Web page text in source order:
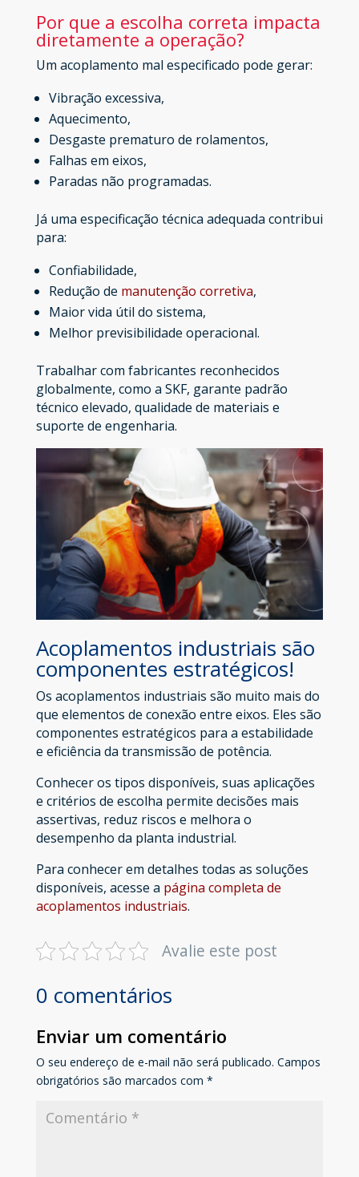
Por que a escolha correta impacta
diretamente a operação?
Um acoplamento mal especificado pode gerar:
Vibração excessiva,
Aquecimento,
Desgaste prematuro de rolamentos,
Falhas em eixos,
Paradas não programadas.
Já uma especificação técnica adequada contribui
para:
Confiabilidade,
Redução de manutenção corretiva,
Maior vida útil do sistema,
Melhor previsibilidade operacional.
Trabalhar com fabricantes reconhecidos
globalmente, como a SKF, garante padrão
técnico elevado, qualidade de materiais e
suporte de engenharia.
Acoplamentos industriais são
componentes estratégicos!
Os acoplamentos industriais são muito mais do
que elementos de conexão entre eixos. Eles são
componentes estratégicos para a estabilidade
e eficiência da transmissão de potência.
Conhecer os tipos disponíveis, suas aplicações
e critérios de escolha permite decisões mais
assertivas, reduz riscos e melhora o
desempenho da planta industrial.
Para conhecer em detalhes todas as soluções
disponíveis, acesse a página completa de
acoplamentos industriais.
Avalie este post
0 comentários
Enviar um comentário
O seu endereço de e-mail não será publicado. Campos
obrigatórios são marcados com *